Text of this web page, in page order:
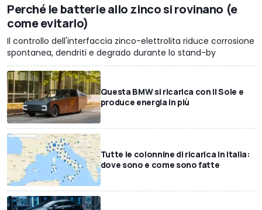
Perché le batterie allo zinco si rovinano (e
come evitarlo)
Il controllo dell'interfaccia zinco-elettrolita riduce corrosione
spontanea, dendriti e degrado durante lo stand-by
Questa BMW si ricarica con il Sole e
produce energia in più
Tutte le colonnine di ricarica in Italia:
dove sono e come sono fatte